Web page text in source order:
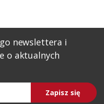
newslettera i
o aktualnych
Zapisz się